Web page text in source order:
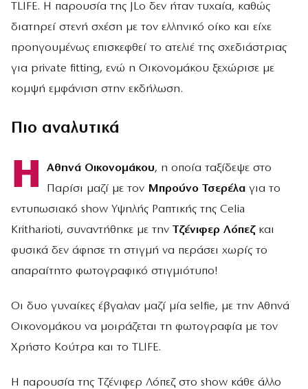
TLIFE. Η παρουσία της JLo δεν ήταν τυχαία, καθώς
διατηρεί στενή σχέση με τον ελληνικό οίκο και είχε
προηγουμένως επισκεφθεί το ατελιέ της σχεδιάστριας
για private fitting, ενώ η Οικονομάκου ξεχώρισε με
κομψή εμφάνιση στην εκδήλωση.
Πιο αναλυτικά
Η Αθηνά Οικονομάκου, η οποία ταξίδεψε στο
Παρίσι μαζί με τον Μπρούνο Τσερέλαγια το
εντυπωσιακό show Υψηλής Ραπτικής της Celia
Kritharioti, συναντήθηκε με την Τζένιφερ Λόπεζκαι
φυσικά δεν άφησε τη στιγμή να περάσει χωρίς το
απαραίτητο φωτογραφικό στιγμιότυπο!
Οι δυο γυναίκες έβγαλαν μαζί μία selfie, με την Αθηνά
Οικονομάκου να μοιράζεται τη φωτογραφία με τον
Χρήστο Κούτρα και το TLIFE.
Η παρουσία της Τζένιφερ Λόπεζ στο show κάθε άλλο